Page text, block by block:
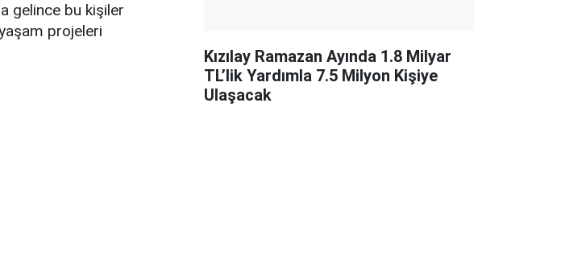
gelince bu kişiler
projeleri
Kızılay Ramazan Ayında 1.8 Milyar
TL’lik Yardımla 7.5 Milyon Kişiye
Ulaşacak